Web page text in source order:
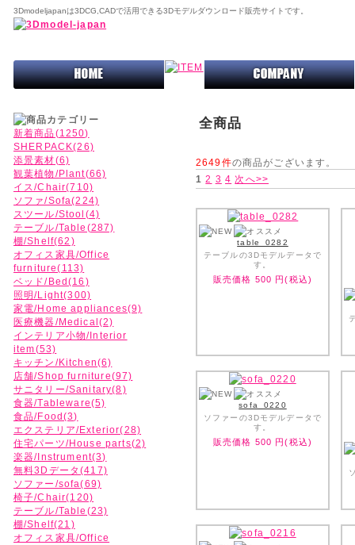
3Dmodeljapanは3DCG,CADで活用できる3Dモデルダウンロード販売サイトです。
新着商品(1250)
SHERPACK(26)
添景素材(6)
観葉植物/Plant(66)
イス/Chair(710)
ソファ/Sofa(224)
スツール/Stool(4)
テーブル/Table(287)
棚/Shelf(62)
オフィス家具/Office
furniture(113)
ベッド/Bed(16)
照明/Light(300)
家電/Home appliances(9)
医療機器/Medical(2)
インテリア小物/Interior
item(53)
キッチン/Kitchen(6)
店舗/Shop furniture(97)
サニタリー/Sanitary(8)
食器/Tableware(5)
食品/Food(3)
エクステリア/Exterior(28)
住宅パーツ/House parts(2)
楽器/Instrument(3)
無料3Dデータ(417)
ソファー/sofa(69)
椅子/Chair(120)
テーブル/Table(23)
棚/Shelf(21)
オフィス家具/Office
全商品
2649件の商品がございます。
1 2 3 4 次へ>>
table_0282
テーブルの3Dモデルデータで
す。
販売価格 500 円(税込)
sofa_0220
ソファーの3Dモデルデータで
す。
販売価格 500 円(税込)